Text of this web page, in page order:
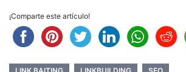
¡Comparte este artículo!